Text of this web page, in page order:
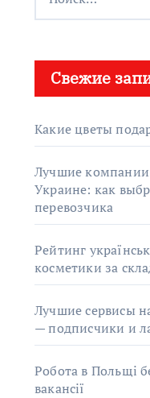
Свежие
Какие цветы
Лучшие компании
Украине: как
перевозчика
Рейтинг
косметики за
Лучшие сервисы
— подписчики и
Робота в Польщі
вакансії